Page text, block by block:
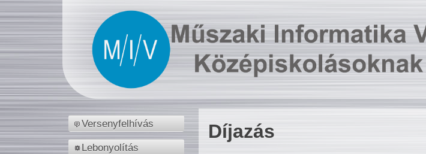
Versenyfelhívás
Lebonyolítás
Díjazás